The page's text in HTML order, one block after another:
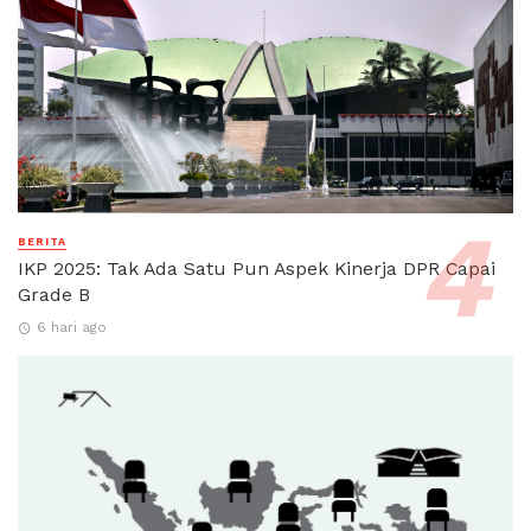
BERITA
IKP 2025: Tak Ada Satu Pun Aspek Kinerja DPR Capai
Grade B
6 hari ago